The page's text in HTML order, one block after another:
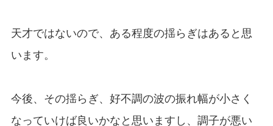
天才ではないので、ある程度の揺らぎはあると思
います。
今後、その揺らぎ、好不調の波の振れ幅が小さく
なっていけば良いかなと思いますし、調子が悪い